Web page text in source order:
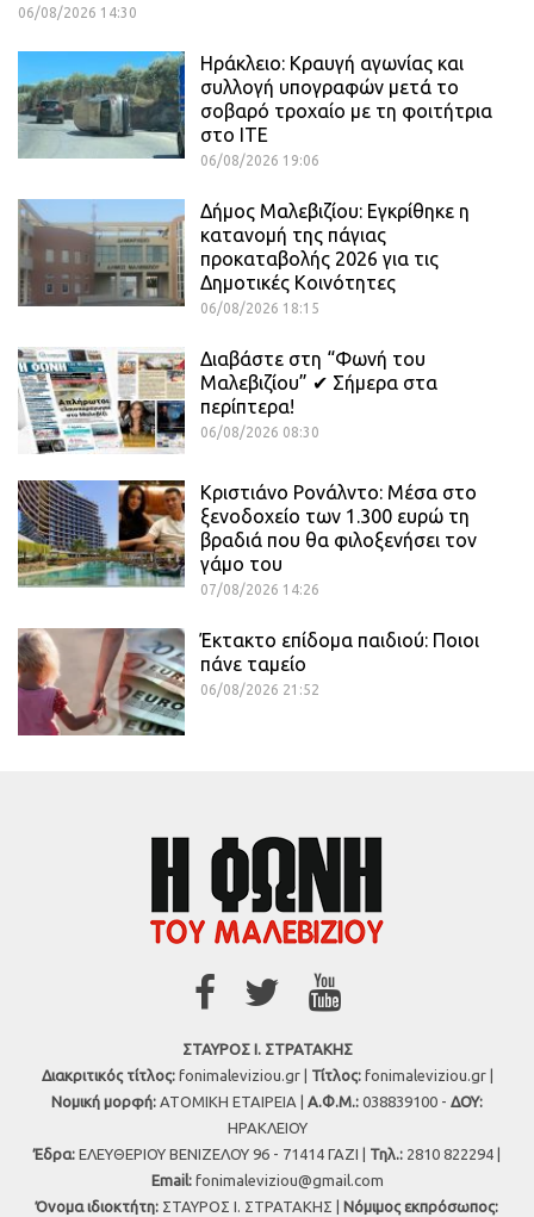
06/08/2026 14:30
Ηράκλειο: Κραυγή αγωνίας και
συλλογή υπογραφών μετά το
σοβαρό τροχαίο με τη φοιτήτρια
στο ΙΤΕ
06/08/2026 19:06
Δήμος Μαλεβιζίου: Εγκρίθηκε η
κατανομή της πάγιας
προκαταβολής 2026 για τις
Δημοτικές Κοινότητες
06/08/2026 18:15
Διαβάστε στη “Φωνή του
Μαλεβιζίου” ✔ Σήμερα στα
περίπτερα!
06/08/2026 08:30
Κριστιάνο Ρονάλντο: Μέσα στο
ξενοδοχείο των 1.300 ευρώ τη
βραδιά που θα φιλοξενήσει τον
γάμο του
07/08/2026 14:26
Έκτακτο επίδομα παιδιού: Ποιοι
πάνε ταμείο
06/08/2026 21:52
ΣΤΑΥΡΟΣ Ι. ΣΤΡΑΤΑΚΗΣ
Διακριτικός τίτλος:fonimaleviziou.gr | Τίτλος:fonimaleviziou.gr |
Νομική μορφή: ΑΤΟΜΙΚΗ ΕΤΑΙΡΕΙΑ | Α.Φ.Μ.: 038839100 - ΔΟΥ:
ΗΡΑΚΛΕΙΟΥ
Έδρα: ΕΛΕΥΘΕΡΙΟΥ ΒΕΝΙΖΕΛΟΥ 96 - 71414 ΓΑΖΙ | Τηλ.: 2810 822294 |
Εmail: fonimaleviziou@gmail.com
Όνομα ιδιοκτήτη: ΣΤΑΥΡΟΣ Ι. ΣΤΡΑΤΑΚΗΣ | Νόμιμος εκπρόσωπος: